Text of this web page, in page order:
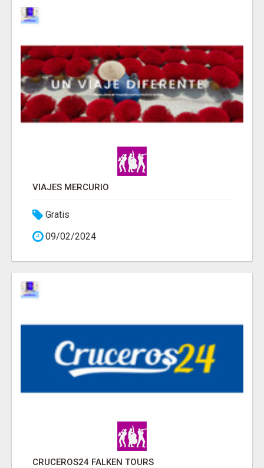
VIAJES MERCURIO
Gratis
09/02/2024
CRUCEROS24 FALKEN TOURS